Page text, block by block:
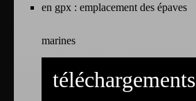
en gpx : emplacement des épaves
marines
téléchargements